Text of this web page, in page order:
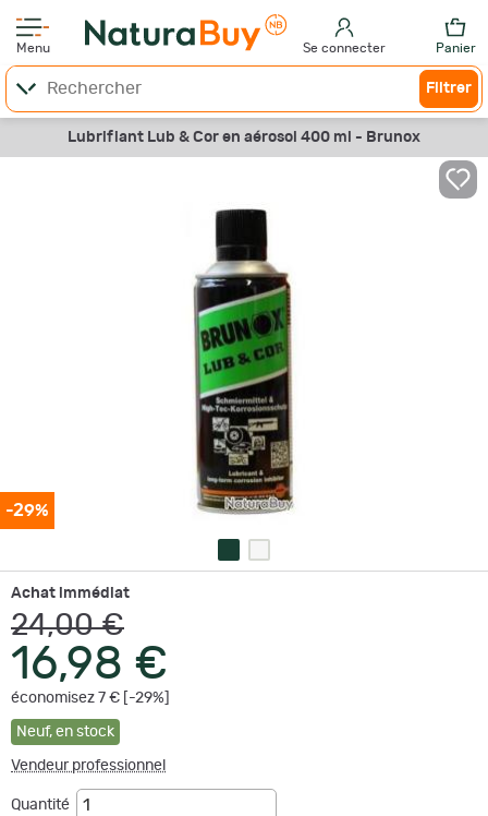
Menu Se connecter Panier
Filtrer
Lubrifiant Lub & Cor en aérosol 400 ml - Brunox
-29%
Achat immédiat
24,00 €
16,98 €
économisez 7 € [-29%]
Neuf, en stock
Vendeur professionnel
Quantité